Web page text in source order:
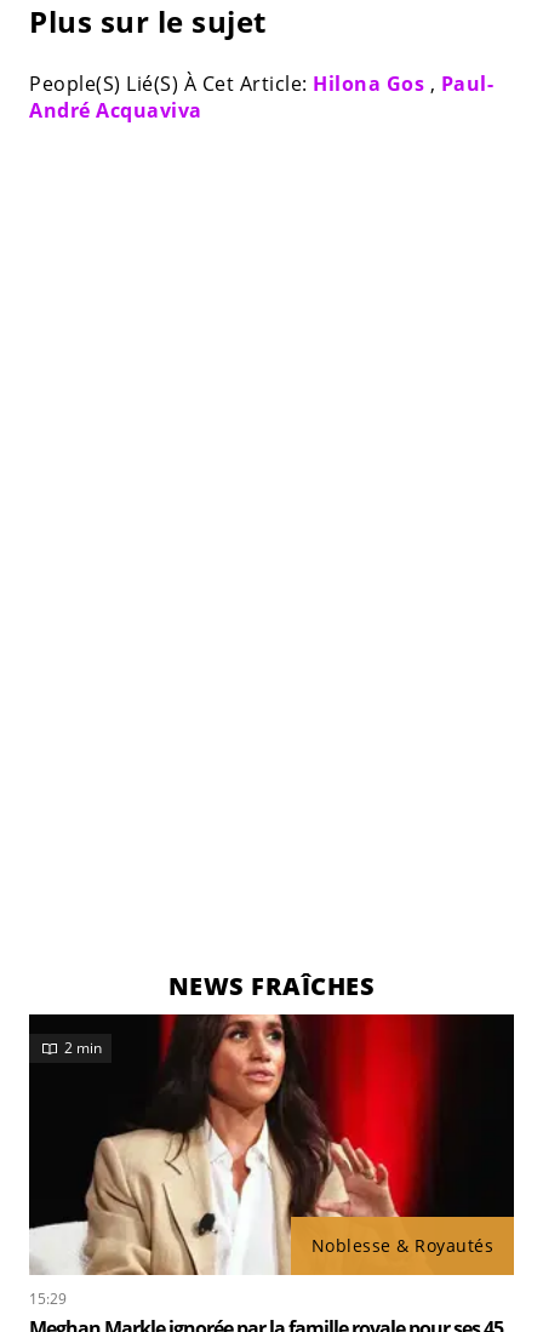
Plus sur le sujet
People(S) Lié(S) À Cet Article: Hilona Gos , Paul-
André Acquaviva
NEWS FRAÎCHES
Noblesse & Royautés
2 min
15:29